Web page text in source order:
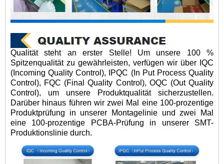
Qualität steht an erster Stelle! Um unsere 100 %
Spitzenqualität zu gewährleisten, verfügen wir über IQC
(Incoming Quality Control), IPQC (In Put Process Quality
Control), FQC (Final Quality Control), OQC (Out Quality
Control), um unsere Produktqualität sicherzustellen.
Darüber hinaus führen wir zwei Mal eine 100-prozentige
Produktprüfung in unserer Montagelinie und zwei Mal
eine 100-prozentige PCBA-Prüfung in unserer SMT-
Produktionslinie durch.